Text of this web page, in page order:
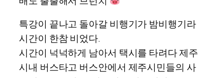
특강이 끝나고 돌아갈 비행기가 밤비행기라
시간이 한참 비었다.
시간이 넉넉하게 남아서 택시를 타려다 제주
시내 버스타고 버스안에서 제주시민들의 사